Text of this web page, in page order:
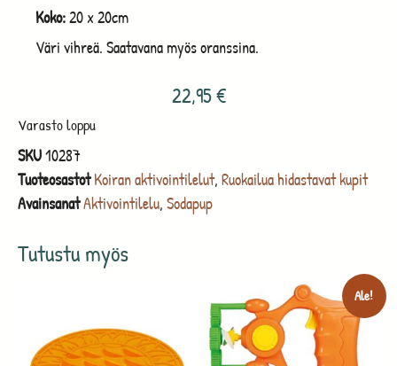
Tutustu myös
Ale!
Koko:20 x 20cm
Väri vihreä. Saatavana myös oranssina.
22,95€
Varasto loppu
SKU10287
Tuoteosastot Koiran aktivointilelut, Ruokailua hidastavat kupit
AvainsanatAktivointilelu, Sodapup